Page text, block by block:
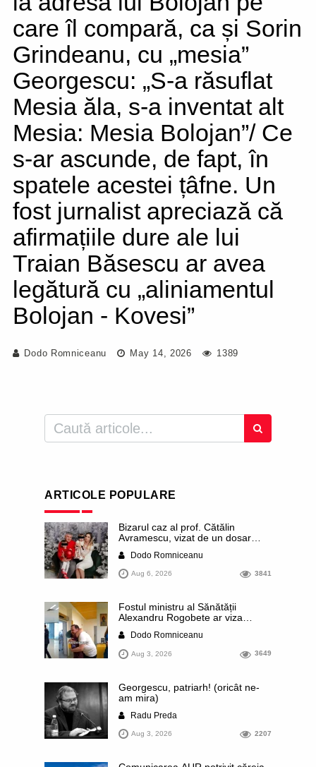
care îl compară, ca și Sorin
Grindeanu, cu „mesia”
Georgescu: „S-a răsuflat
Mesia ăla, s-a inventat alt
Mesia: Mesia Bolojan”/ Ce
s-ar ascunde, de fapt, în
spatele acestei țâfne. Un
fost jurnalist apreciază că
afirmațiile dure ale lui
Traian Băsescu ar avea
legătură cu „aliniamentul
Bolojan - Kovesi”
Dodo Romniceanu May 14, 2026 1389
ARTICOLE POPULARE
Bizarul caz al prof. Cătălin
Avramescu, vizat de un dosar
infantilă”. Miroase a execuție
stalinistă. Cea mai imundă parte a
presei publică inclusiv documente
dezvăluite date ultra-personale
ale profesorului, inclusiv
diagnostice și tratamente
Dodo Romniceanu
Aug 6, 2026 3841
Fostul ministru al Sănătății
Alexandru Rogobete ar viza
funcția lui Dominic Fritz de primar
al orașului Timișoara. Pesedistul
publică imagini demne de Coreea
de Nord cu femei din Timișoara
Dodo Romniceanu
Aug 3, 2026 3649
Georgescu, patriarh! (oricât ne-
am mira)
Radu Preda
Aug 3, 2026 2207